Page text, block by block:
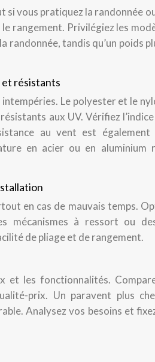
vous pratiquez la randonnée
rangement. Privilégiez les
tandis qu’un poids
et résistants
Le polyester et le
aux UV. Vérifiez
au vent est également
en acier ou en aluminium
en cas de mauvais temps.
mécanismes à ressort ou
de pliage et de rangement.
et les fonctionnalités.
prix. Un paravent plus
Analysez vos besoins et